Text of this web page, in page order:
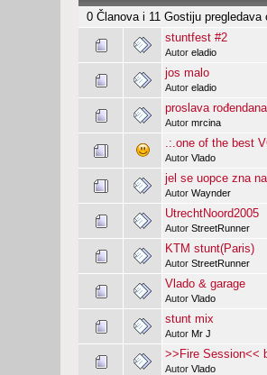
0 Članova i 11 Gostiju pregledava
stuntfest #2
Autoreladio
jos malo
Autoreladio
proslava
Autormrcina
.:.one of the best
AutorVlado
jel se uopce zna
AutorWaynder
UtrechtNoord2005
AutorStreetRunner
KTM stunt(Paris)
AutorStreetRunner
Vlado & garage
AutorVlado
stunt mix
Autor Mr J
>>Fire Session<<
AutorVlado